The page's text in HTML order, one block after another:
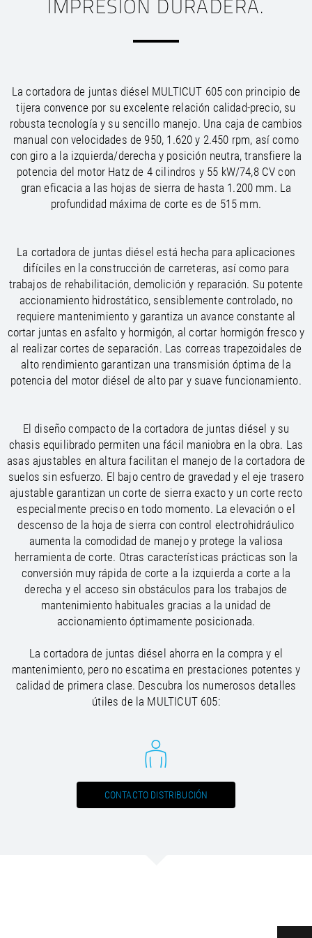
Hungary/ EN
/
Latvia/EN
Liechtenstein/EN DE
Lithuania /EN
Luxembourg/ EN DE FR
Malta /EN
Netherlands
NL
Norway
EN
Romania/EN
Russian Federation/EN
Serbia/EN
Slovakia/EN
Slovenia/EN
Spain/EN ES
Sweden/EN
Switzerland/EN DE FR IT
Turkey/ EN
Saudi Arabia /EN
/
Uzbekistan/ EN
Viet Nam/ EN
La cortadora de juntas diésel MULTICUT 605 con principio de
tijera convence por su excelente relación calidad-precio, su
robusta tecnología y su sencillo manejo. Una caja de cambios
manual con velocidades de 950, 1.620 y 2.450 rpm, así como
con giro a la izquierda/derecha y posición neutra, transfiere la
potencia del motor Hatz de 4 cilindros y 55 kW/74,8 CV con
gran eficacia a las hojas de sierra de hasta 1.200 mm. La
profundidad máxima de corte es de 515 mm.
La cortadora de juntas diésel está hecha para aplicaciones
difíciles en la construcción de carreteras, así como para
trabajos de rehabilitación, demolición y reparación. Su potente
accionamiento hidrostático, sensiblemente controlado, no
requiere mantenimiento y garantiza un avance constante al
cortar juntas en asfalto y hormigón, al cortar hormigón fresco y
al realizar cortes de separación. Las correas trapezoidales de
alto rendimiento garantizan una transmisión óptima de la
potencia del motor diésel de alto par y suave funcionamiento.
El diseño compacto de la cortadora de juntas diésel y su
chasis equilibrado permiten una fácil maniobra en la obra. Las
asas ajustables en altura facilitan el manejo de la cortadora de
suelos sin esfuerzo. El bajo centro de gravedad y el eje trasero
ajustable garantizan un corte de sierra exacto y un corte recto
especialmente preciso en todo momento. La elevación o el
descenso de la hoja de sierra con control electrohidráulico
aumenta la comodidad de manejo y protege la valiosa
herramienta de corte. Otras características prácticas son la
conversión muy rápida de corte a la izquierda a corte a la
derecha y el acceso sin obstáculos para los trabajos de
mantenimiento habituales gracias a la unidad de
accionamiento óptimamente posicionada.
La cortadora de juntas diésel ahorra en la compra y el
mantenimiento, pero no escatima en prestaciones potentes y
calidad de primera clase. Descubra los numerosos detalles
útiles de la MULTICUT 605:
CONTACTO DISTRIBUCIÓN